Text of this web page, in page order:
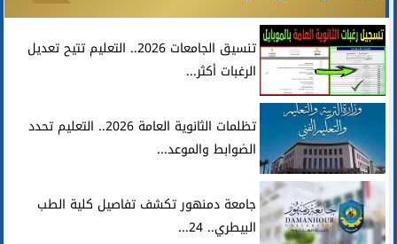
تنسيق الجامعات 2026.. التعليم تتيح تعديل
الرغبات أكثر...
تظلمات الثانوية العامة 2026.. التعليم تحدد
الضوابط والموعد...
جامعة دمنهور تكشف تفاصيل كلية الطب
البيطري.. 24...